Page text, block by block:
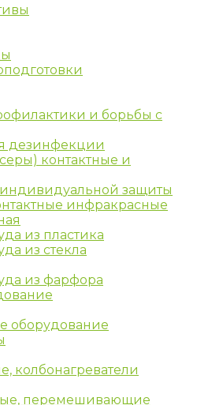
и борьбы с
дезинфекции
контактные и
защиты
инфракрасные
из пластика
из стекла
из фарфора
оборудование
колбонагреватели
перемешивающие